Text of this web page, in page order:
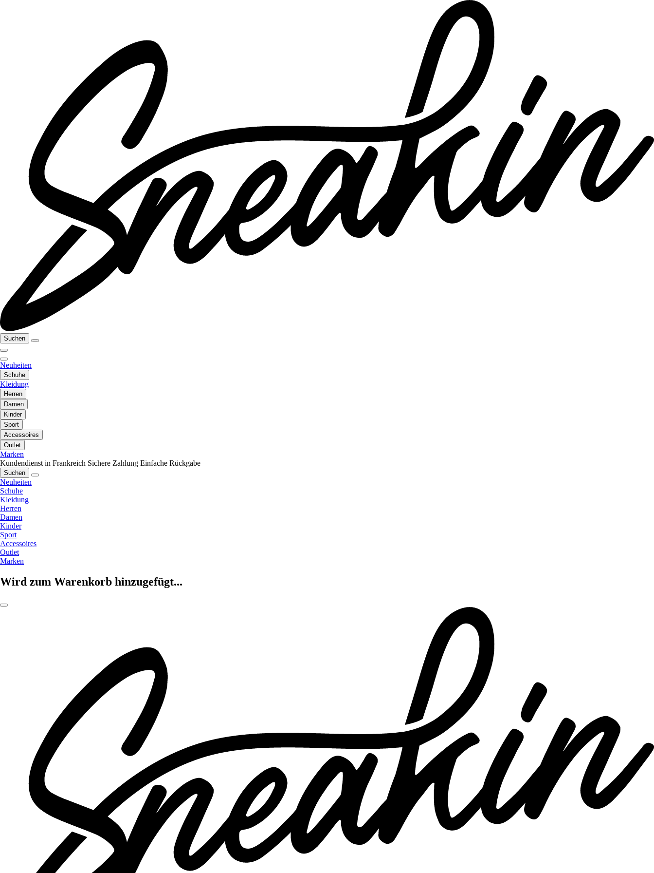
Suchen
Neuheiten
Schuhe
Kleidung
Herren
Damen
Kinder
Sport
Accessoires
Outlet
Marken
Kundendienst in Frankreich Sichere Zahlung Einfache Rückgabe
Suchen
Neuheiten
Schuhe
Kleidung
Herren
Damen
Kinder
Sport
Accessoires
Outlet
Marken
Wird zum Warenkorb hinzugefügt...